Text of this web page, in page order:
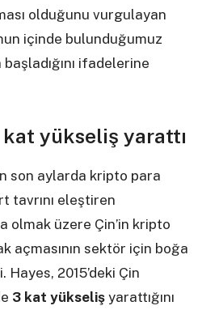
olduğunu vurgulayan
içinde bulunduğumuz
ifadelerine
yükseliş yarattı
son aylarda kripto para
tavrını eleştiren
olmak üzere Çin’in kripto
açmasının sektör için boğa
2015’deki Çin
3 kat yükseliş yarattığını